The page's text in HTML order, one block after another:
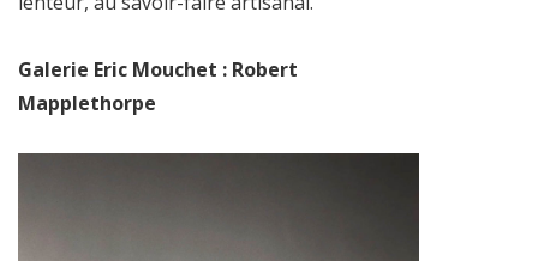
Galerie Eric Mouchet : Robert
Mapplethorpe